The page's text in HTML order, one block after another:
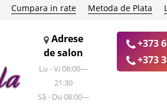
Cumpara in rate Metoda de Plata
Adrese
de salon
Lu - Vi 08:00—
21:30
Sâ - Du 08:00—
+373
+373